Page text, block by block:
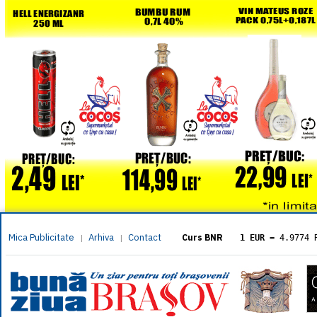
Mica Publicitate | Arhiva | Contact Curs BNR 1 EUR = 4.9774
= 5.8304
1 XAU= 464.4611
1 AED= 1.1933
1 AUD= 2.7957
1 BGN= 2.5449